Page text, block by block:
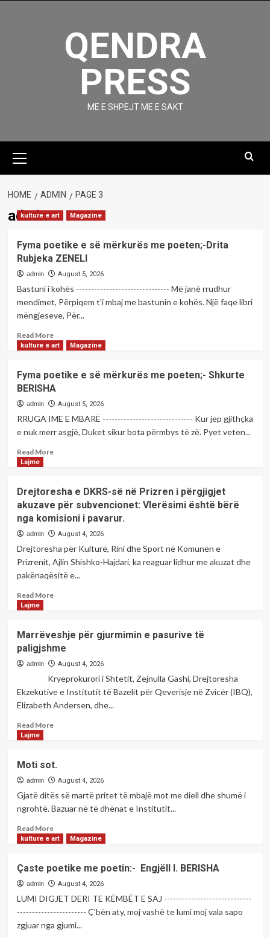
QENDRA
PRESS
ME E SHPEJT ME E SAKT
Menu
HOME ADMIN PAGE 3
admin
kulture e art Magazine
Fyma poetike e së mërkurës me poeten;-Drita
Rubjeka ZENELI
admin August 5, 2026
Bastuni i kohës ------------------------------- Më janë rrudhur
mendimet, Përpiqem t'i mbaj me bastunin e kohës. Një faqe libri
mëngjeseve, Për...
Read MoreRead
more
poetike
e
së
mërkurës
poeten;-
kulture e art Magazine
Fyma poetike e së mërkurës me poeten;- Shkurte
BERISHA
admin August 5, 2026
RRUGA IME E MBARË ------------------------------ Kur jep gjithçka
e nuk merr asgjë, Duket sikur bota përmbys të zë. Pyet veten...
Read MoreRead
poetike
e
së
mërkurës
poeten;-
Shkurte
BERISHA
Lajme
Drejtoresha e DKRS-së në Prizren i përgjigjet
akuzave për subvencionet: Vlerësimi është bërë
nga komisioni i pavarur.
admin August 4, 2026
Drejtoresha për Kulturë, Rini dhe Sport në Komunën e
Prizrenit, Ajlin Shishko-Hajdari, ka reaguar lidhur me akuzat dhe
pakënaqësitë e...
Read MoreRead
e
DKRS-
së
në
Prizren
i
përgjigjet
është
bërë
komisioni
i
Lajme
Marrëveshje për gjurmimin e pasurive të
paligjshme
admin August 4, 2026
Kryeprokurori i Shtetit, Zejnulla Gashi, Drejtoresha
Ekzekutive e Institutit të Bazelit për Qeverisje në Zvicër (IBQ),
Elizabeth Andersen, dhe...
Read MoreRead
për
gjurmimin
e
pasurive
paligjshme
Lajme
Moti sot.
admin August 4, 2026
Gjatë ditës së martë pritet të mbajë mot me diell dhe shumë i
ngrohtë. Bazuar në të dhënat e Institutit...
Read MoreRead
more
sot.
kulture e art Magazine
Çaste poetike me poetin:- Engjëll I. BERISHA
admin August 4, 2026
LUMI DIGJET DERI TE KËMBËT E SAJ -----------------------------
----------------------- Ç’bën aty, moj vashë te lumi moj vala sapo
zgjuar nga gjumi...